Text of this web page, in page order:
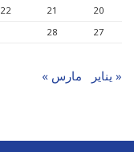
20
21
22
27
28
« يناير مارس »